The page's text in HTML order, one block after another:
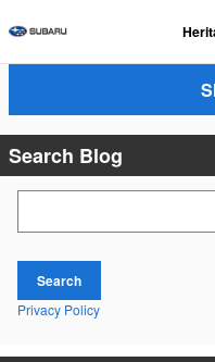
Search Blog
Search
Privacy Policy